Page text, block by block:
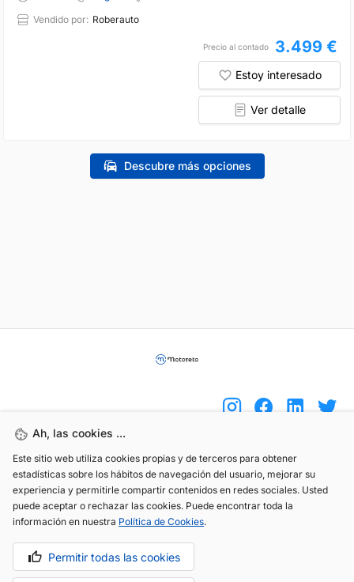
Vendido por: Roberauto
Precio al contado 3.499 €
Estoy interesado
Ver detalle
Descubre más opciones
Ah, las cookies ...
Este sitio web utiliza cookies propias y de terceros para obtener
estadísticas sobre los hábitos de navegación del usuario, mejorar su
experiencia y permitirle compartir contenidos en redes sociales. Usted
puede aceptar o rechazar las cookies. Puede encontrar toda la
información en nuestra Política de Cookies.
Permitir todas las cookies
(+34) 744 408 070
info@motoreto.com
Aviso legal Política de cookies